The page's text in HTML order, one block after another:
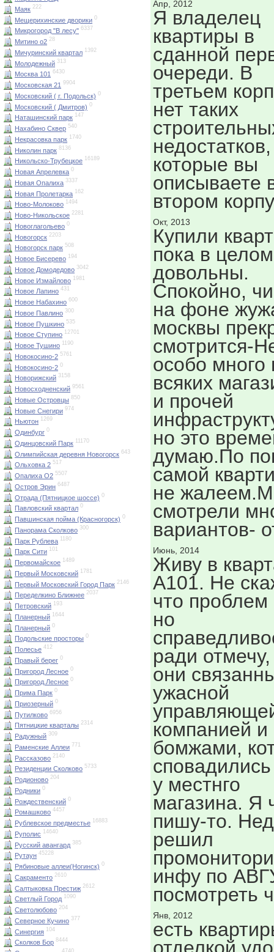
Маяк 222
Мещерихинские дворики 0
Микрогород "В лесу" 6337
Митино о2 28
Мичуринский квартал 1392
Молодежный 313
Москва 101 6430
Московская 21 9904
Московский ( г. Подольск) 0
Московский ( Дмитров) 0
Наташинский парк 147
Нахабино Сквер 540
Некрасовка парк 1740
Николин парк 8136
Никольско-Трубецкое 16189
Новая Апрелевка 0
Новая Опалиха 3337
Новая Пролетарка 162
Ново-Молоково 1494
Ново-Никольское 2281
Новоглагольево 0
Новогорск 2203
Новогорск парк 508
Новое Бисерево 194
Новое Домодедово 3042
Новое Измайлово 1981
Новое Лапино 431
Новое Набахино 600
Новое Павлино 300
Новое Пушкино 535
Новое Ступино 12701
Новое Тушино 1190
Новокосино-2 5761
Новокосино-2 0
Новорижский 3158
Новосходненский 9561
Новые Островцы 850
Новые Снегири 974
Ньютон 1269
Одинбург 0
Одинцовский Парк 11170
Олимпийская деревня Новогорск 643
Ольховка 2 517
Опалиха О2 5507
Остров Эрин 6487
Отрада (Пятницкое шоссе) 0
Павловский квартал 0
Павшинская пойма (Красногорск) 0
Панорама Сколково 300
Парк Рублева 1180
Парк Сити 101
Первомайское 1489
Первый Московский 1781
Первый Московский Город Парк 2146
Переделкино Ближнее 2037
Петровский 193
Планерный 1644
Планерный 0
Подольские просторы 0
Полесье 412
Правый берег 0
Пригород Лесное 0
Пригород.Лесное 0
Прима Парк 0
Приозерный 0
Путилково 6956
Пятницкие кварталы 2314
Радужный 309
Раменские Аллеи 771
Рассказово 2140
Резиденции Сколково 5733
Родионово 204
Родники 0
Рождественский 0
Ромашково 4457
Рублевское предместье 16883
Руполис 14640
Русский авангард 385
Рутаун 45228
Рябиновые аллеи(Ногинск) 0
Сакраменто 2610
Салтыковка Престиж 2612
Светлый Город 1090
Светолюбово 204
Северное Кучино 377
Синергия 104
Сколков Бор 8444
4740
Апр, 2012
Я владелец
квартиры в
сданной
очереди. В
третьем
нет таких
недостатков,
которые вы
описываете
втором
Окт, 2013
Купили
пока в целом
довольны.
Спокойно,
на фоне
москвы
смотрится-
особо много
всяких
и прочей
но это
думаю.По
самой
не
смотрели
вариантов-
Июнь, 2014
Живу в
А101. Не
что проблем
но
ради
они
ужасной
компанией и
бомжами,
у местнго
магазина. Я
пишу-то.
решил
инфу по
посмотреть ч
Янв, 2012
есть
отделкой